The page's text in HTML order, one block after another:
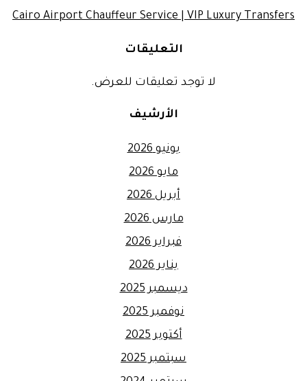
Cairo Airport Chauffeur Service | VIP Luxury Transfers
التعليقات
لا توجد تعليقات للعرض.
الأرشيف
يونيو 2026
مايو 2026
أبريل 2026
مارس 2026
فبراير 2026
يناير 2026
ديسمبر 2025
نوفمبر 2025
أكتوبر 2025
سبتمبر 2025